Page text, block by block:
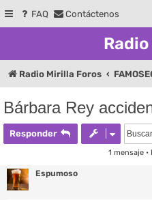
FAQ Contáctenos
Radio Mirilla Foros
Bárbara Rey
Responder
1 mensaje •
Espumoso